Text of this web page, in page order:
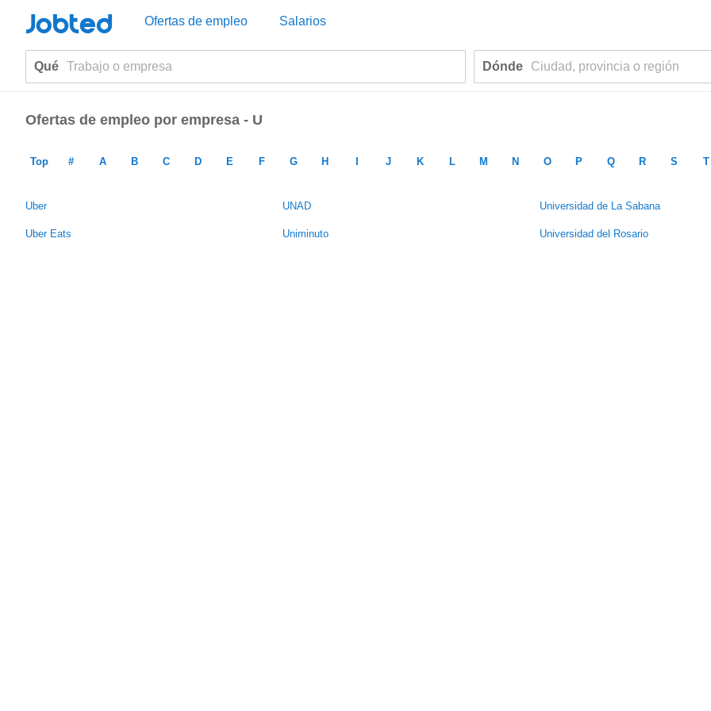
Jobted Ofertas de empleo Salarios
Qué Dónde
Ofertas de empleo por empresa - U
Top # A B C D E F G H J K L M N O P Q R S T
Uber
Uber Eats
UNAD
Uniminuto
Universidad de La Sabana
Universidad del Rosario